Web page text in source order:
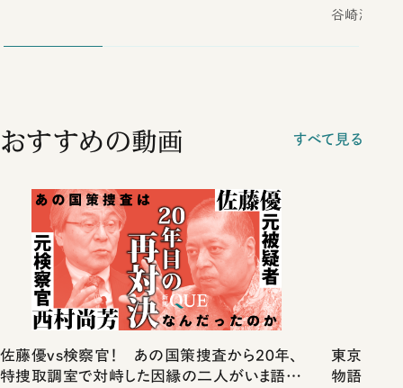
谷崎潤一郎
おすすめの動画 すべて見る
佐藤優vs検察官！ あの国策捜査から20年、
特捜取調室で対峙した因縁の二人がいま語り
東京は都
物語」に